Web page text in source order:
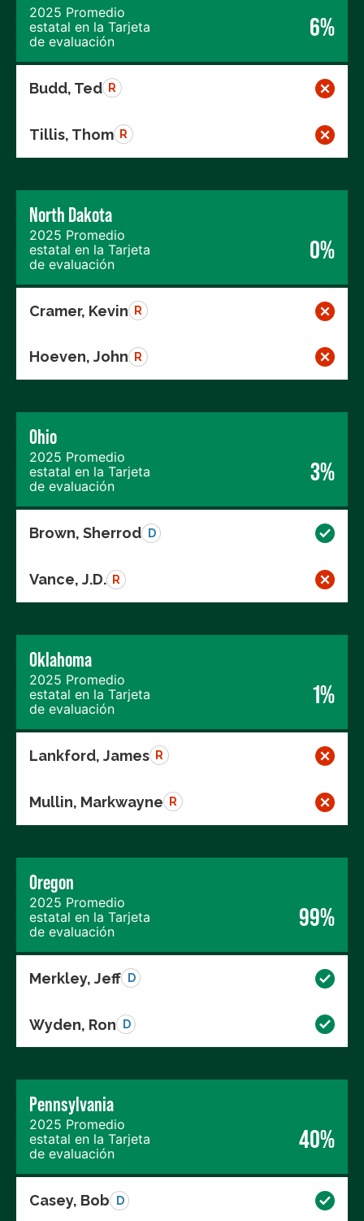
2025 Promedio
estatal en la Tarjeta
de evaluación
6%
Budd, Ted R
Tillis, Thom R
North Dakota
2025 Promedio
estatal en la Tarjeta
de evaluación
0%
Cramer, Kevin R
Hoeven, John R
Ohio
2025 Promedio
estatal en la Tarjeta
de evaluación
3%
Brown, Sherrod D
Vance, J.D. R
Oklahoma
2025 Promedio
estatal en la Tarjeta
de evaluación
1%
Lankford, James R
Mullin, Markwayne R
Oregon
2025 Promedio
estatal en la Tarjeta
de evaluación
99%
Merkley, Jeff D
Wyden, Ron D
Pennsylvania
2025 Promedio
estatal en la Tarjeta
de evaluación
40%
Casey, Bob D